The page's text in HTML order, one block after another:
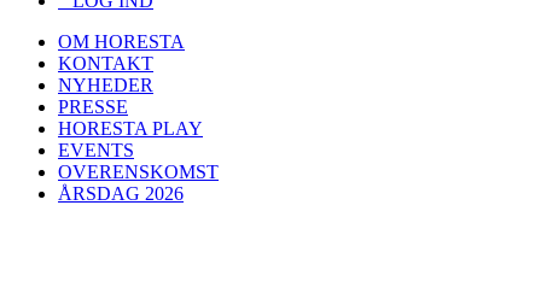
OM HORESTA
KONTAKT
NYHEDER
PRESSE
HORESTA PLAY
EVENTS
OVERENSKOMST
ÅRSDAG 2026